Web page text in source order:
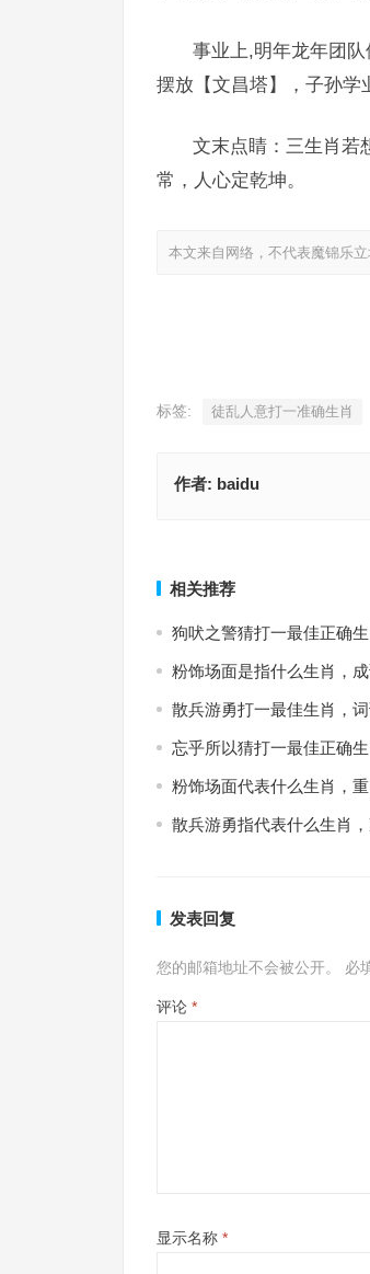
事业上,明年龙年团
摆放【文昌塔】，子孙学
文末点睛：三生肖若
常，人心定乾坤。
本文来自网络，不代表魔锦乐立
标签: 徒乱人意打一准确生肖
作者: baidu
相关推荐
狗吠之警猜打一最佳正确
粉饰场面是指什么生肖，
散兵游勇打一最佳生肖，
忘乎所以猜打一最佳正确
粉饰场面代表什么生肖，
散兵游勇指代表什么生肖
发表回复
您的邮箱地址不会被公开。 必
评论 *
显示名称 *